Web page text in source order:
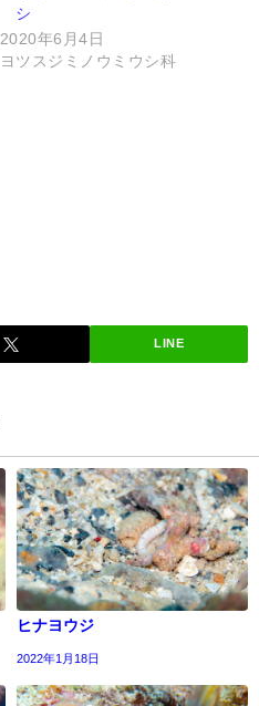
シ
2020年6月4日
ヨツスジミノウミウシ科
LINE
ヒナヨウジ
2022年1月18日